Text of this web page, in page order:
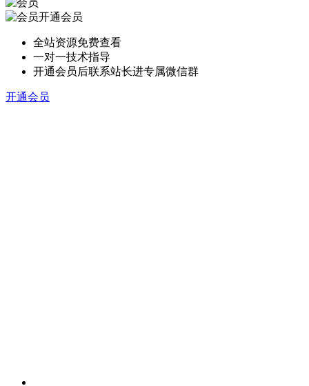
开通会员
全站资源免费查看
一对一技术指导
开通会员后联系站长进专属微信群
开通会员